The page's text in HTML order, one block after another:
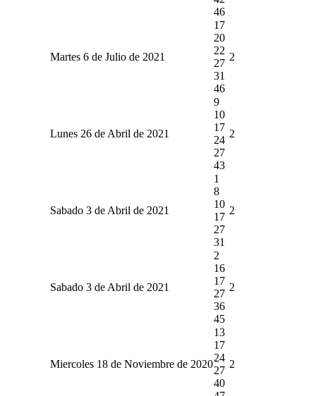
46
Martes 6 de Julio de 2021
17
20
22
27
31
46
2
Lunes 26 de Abril de 2021
9
10
17
24
27
43
2
Sabado 3 de Abril de 2021
1
8
10
17
27
31
2
Sabado 3 de Abril de 2021
2
16
17
27
36
45
2
Miercoles 18 de Noviembre de 2020
13
17
24
27
40
2